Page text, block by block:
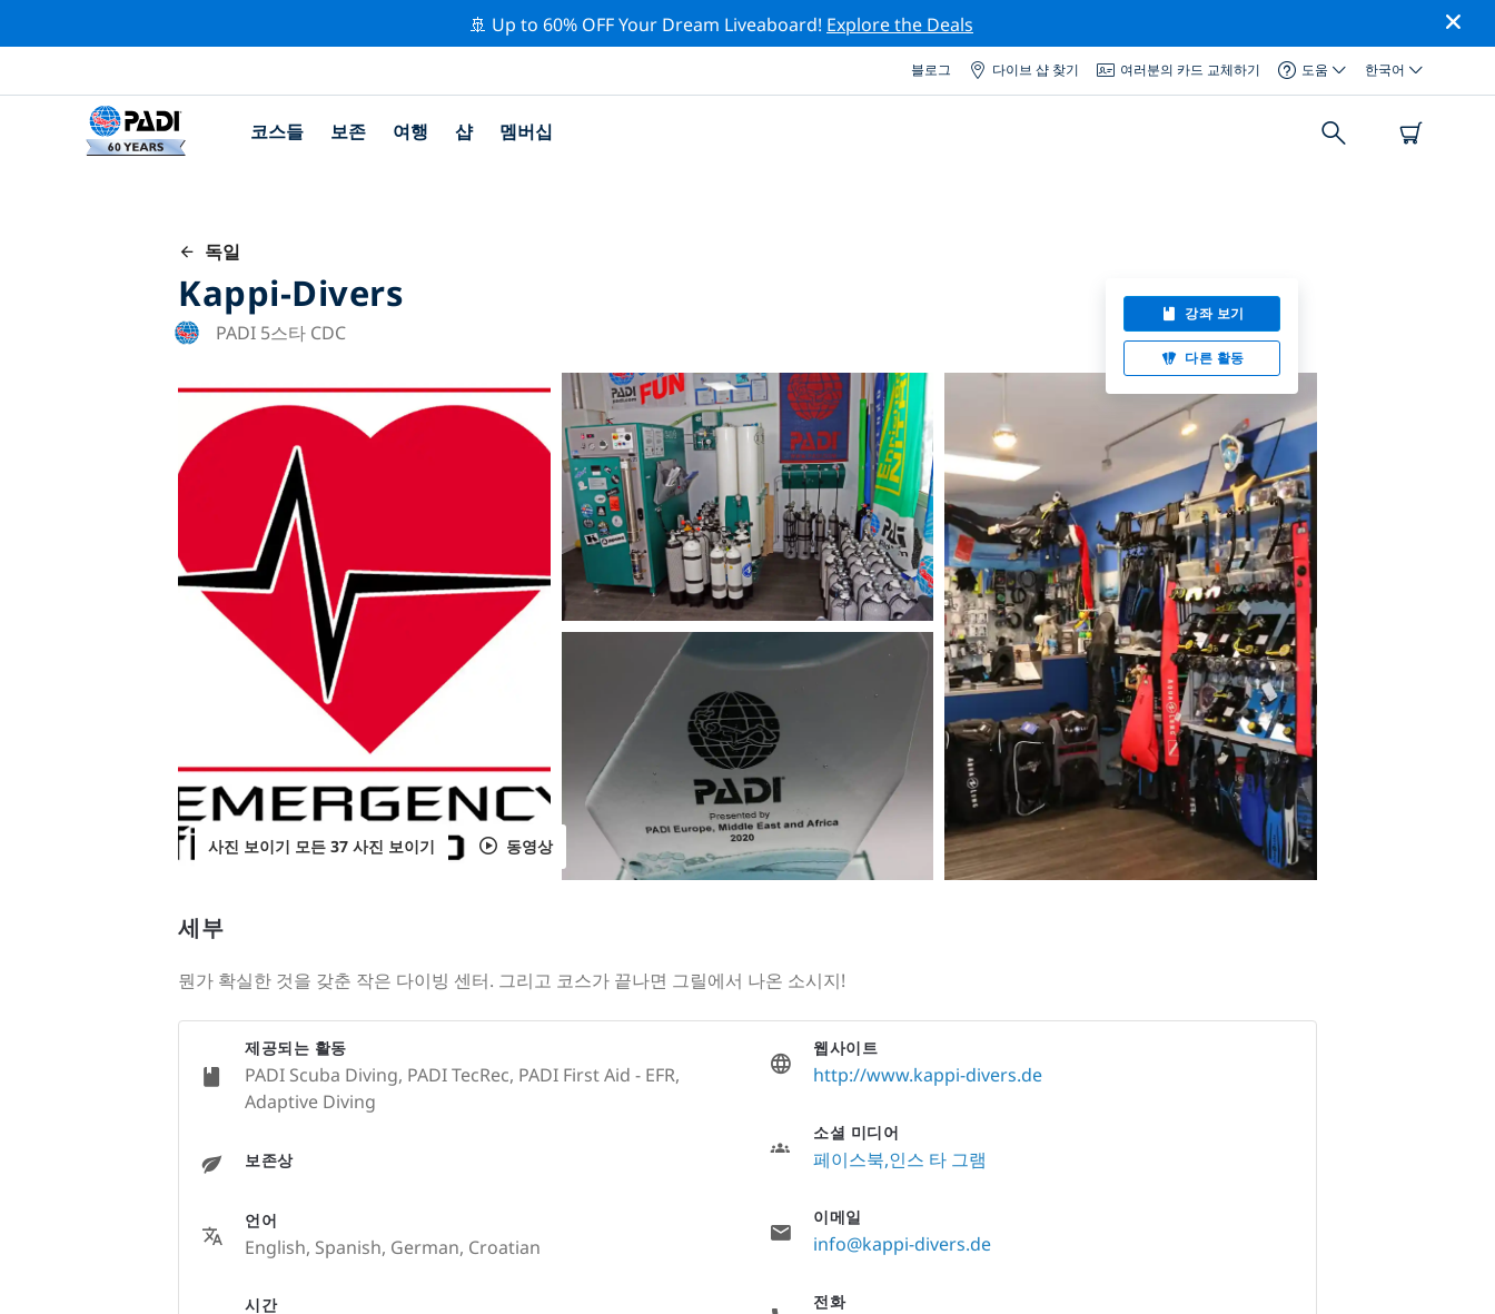
🚢 Up to 60% OFF Your Dream Liveaboard! Explore the Deals
블로그 다이브 샵 찾기 여러분의 카드 교체하기 도움 한국어
코스들 보존 여행 샵 멤버십
독일
Kappi-Divers
PADI 5스타 CDC
강좌 보기
다른 활동
사진 보이기 모든 37 사진 보이기 동영상
세부
뭔가 확실한 것을 갖춘 작은 다이빙 센터. 그리고 코스가 끝나면 그릴에서 나온 소시지!
제공되는 활동
PADI Scuba Diving, PADI TecRec, PADI First Aid - EFR,
Adaptive Diving
보존상
언어
English, Spanish, German, Croatian
시간
웹사이트
http://www.kappi-divers.de
소셜 미디어
페이스북 인스 타 그램
이메일
info@kappi-divers.de
전화